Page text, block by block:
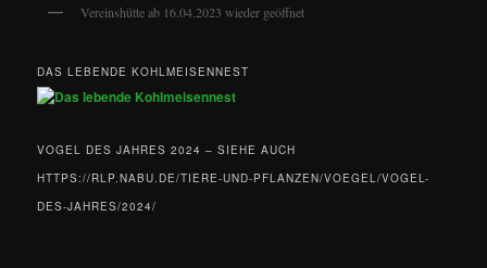
Vereinshütte ab 16.04.2023 wieder geöffnet
DAS LEBENDE KOHLMEISENNEST
VOGEL DES JAHRES 2024 – SIEHE AUCH
HTTPS://RLP.NABU.DE/TIERE-UND-PFLANZEN/VOEGEL/VOGEL-
DES-JAHRES/2024/